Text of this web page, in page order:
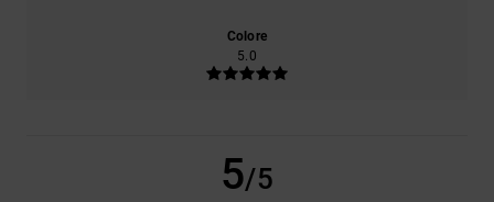
Colore
5.0
5/5